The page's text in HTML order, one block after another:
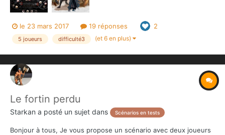
le 23 mars 2017 19 réponses 2
5 joueurs difficulté3 (et 6 en plus)
Le fortin perdu
Starkan a posté un sujet dans Scénarios en tests
Bonjour à tous, Je vous propose un scénario avec deux joueurs